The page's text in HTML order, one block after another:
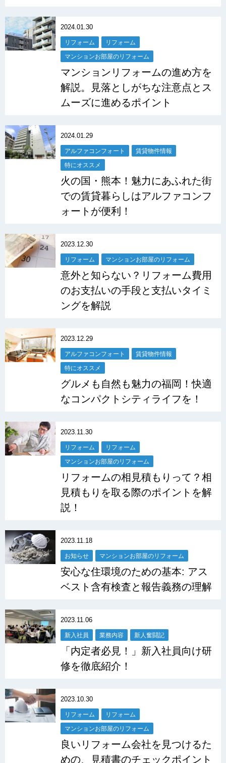
2024.01.30
リフォーム リフォーム
マンションお部屋のリフォーム
マンションリフォームの進め方を
解説。見落としがちな注意点とス
ムーズに進めるポイント
2024.01.29
アルファコンフォート 賃貸物件情報
特にオススメ
火の国・熊本！魅力にあふれた街
での賃貸暮らしはアルファコンフ
ォートが便利！
2023.12.30
リフォーム マンションお部屋のリフォーム
意外と知らない？リフォーム費用
のお支払いの手段と支払いタイミ
ングを解説
2023.12.29
アルファコンフォート 賃貸物件情報
特にオススメ
グルメも自然も魅力の福岡！快適
なコンパクトシティライフを！
2023.11.30
リフォーム リフォーム
マンションお部屋のリフォーム
リフォームの相見積もりって？相
見積もりを取る際のポイントを解
説！
2023.11.18
お知らせ マンションお部屋のリフォーム
安心な住環境のための基本: アス
ベスト含有検査と報告義務の理解
2023.11.06
新入社員 業務内容 新人奮闘記
「内定者必見！」新入社員向け研
修を徹底紹介！
2023.10.30
リフォーム リフォーム
マンションお部屋のリフォーム
良いリフォーム会社を見つけるた
めの、見積書のチェックポイント